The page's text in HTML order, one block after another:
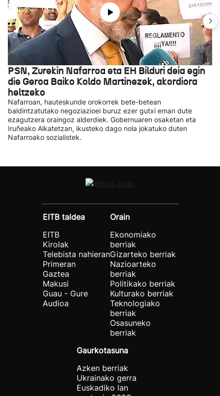
PSN, Zurekin Nafarroa eta EH Bilduri deia egin
die Geroa Baiko Koldo Martinezek, akordiora
heltzeko
Nafarroan, hauteskunde orokorrek bete-betean
baldintzatutako negoziazioei buruz ezer gutxi eman dute
ezagutzera oraingoz alderdiek. Gobernuaren osaketan eta
Iruñeako Alkatetzan, ikusteko dago nola jokatuko duten
Nafarroako sozialistek.
EITB taldea
EITB
Kirolak
Telebista nahieran
Primeran
Gaztea
Makusi
Guau - Gure
Audioa
Orain
Ekonomiako
berriak
Gizarteko berriak
Nazioarteko
berriak
Politikako berriak
Kulturako berriak
Teknologiako
berriak
Osasuneko
berriak
Gaurkotasuna
Azken berriak
Ukrainako gerra
Euskadiko lan